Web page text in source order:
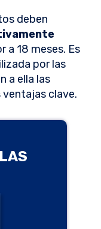
deben
a 18 meses. Es
por las
a ella las
ventajas clave.